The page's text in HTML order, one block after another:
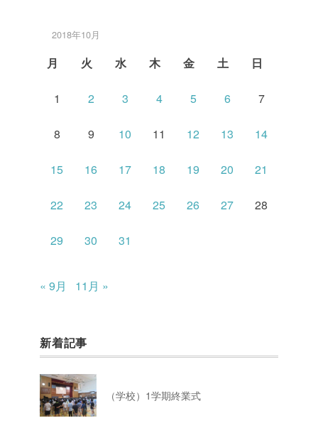
2018年10月
月 火 水 木 金 土 日
1 2 3 4 5 6 7
8 9 10 11 12 13 14
15 16 17 18 19 20 21
22 23 24 25 26 27 28
29 30 31
« 9月 11月 »
新着記事
（学校）1学期終業式